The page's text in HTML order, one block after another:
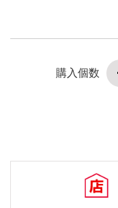
購入個数